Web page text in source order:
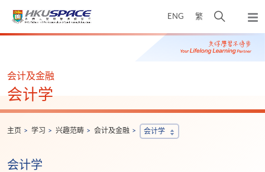
ENG 繁
开
搜
寻
弹
出
主
Main
会计及金融
会计学
主页 学习 兴趣范畴 会计及金融 会计学
会计学